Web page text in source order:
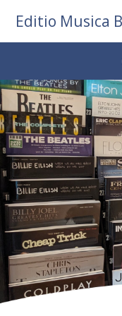
Editio Musica